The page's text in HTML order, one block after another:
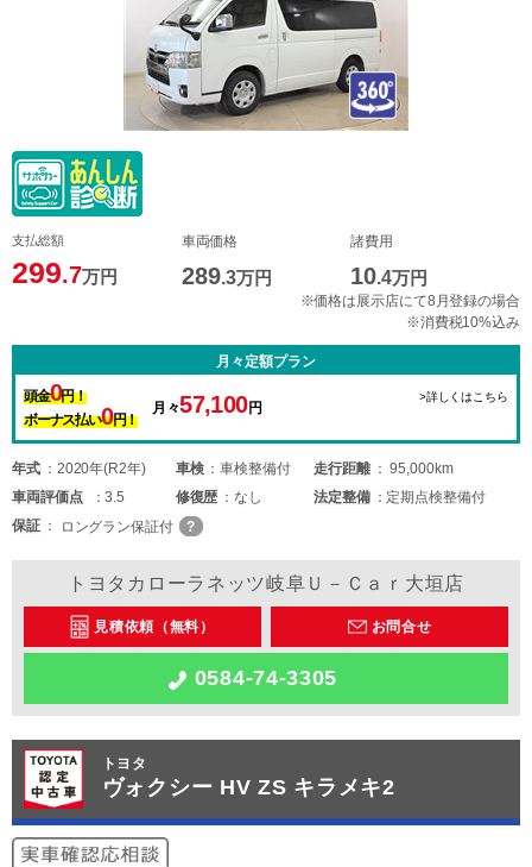
支払総額
299.7万円
車両価格
289.3万円
諸費用
10.4万円
※価格は展示店にて8月登録の場合
※消費税10%込み
月々定額プラン
頭金0円！
ボーナス払い0円！
月々57,100円
>詳しくはこちら
年式 2020年(R2年) 車検 車検整備付 走行距離
95,000km
車両評価点 3.5 修復歴 なし 法定整備
定期点検整備付
保証
ロングラン保証付
トヨタカローラネッツ岐阜Ｕ－Ｃａｒ大垣店
見積依頼（無料） お問合せ
0584-74-3305
トヨタ
ヴォクシー HV ZS キラメキ2